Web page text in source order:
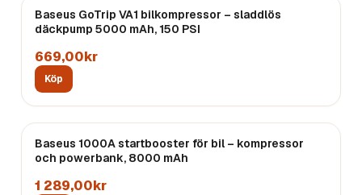
Baseus GoTrip VA1 bilkompressor – sladdlös
däckpump 5000 mAh, 150 PSI
669,00kr
Köp
Baseus 1000A startbooster för bil – kompressor
och powerbank, 8000 mAh
1 289,00kr